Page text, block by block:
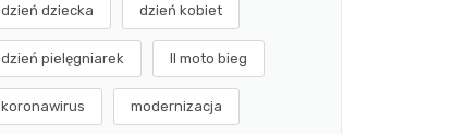
dzień dziecka dzień kobiet
dzień pielęgniarek II moto bieg
koronawirus modernizacja